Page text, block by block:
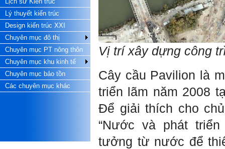
càng rộng ra, do việc học
không chăm chỉ;
ii) Trình bày bản vẽ kiến trúc
xấu, do không cẩn thận khi
thiết kế;
iii) Mất niềm tin vào chính
mình, nản chí và dẫn đến lo
sợ cho tương lai.
Phải thấy đó là điều không
tốt đẹp do chính em gây ra,
để có trách nhiệm mà sửa
mình.
Lý thuyết kiến trúc
Design kiến trúc XXI
Chuyên mục đô thị
Chuyên mục PT nông thôn
Chuyên mục khu kinh tế
Chuyên mục bảo tồn
Các chuyên mục khác
Vị trí xây dựng công
Cây cầu Pavilion là
triển l ãm năm 2008
Để giải thích cho
“Nước và phát
tưởng từ nước để